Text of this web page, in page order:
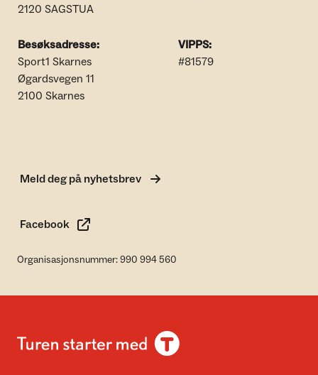
2120 SAGSTUA
Besøksadresse:
Sport1 Skarnes
Øgardsvegen 11
2100 Skarnes
VIPPS:
#81579
Meld deg på nyhetsbrev
Facebook
Organisasjonsnummer: 990 994 560